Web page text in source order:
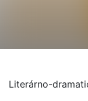
Literárno-